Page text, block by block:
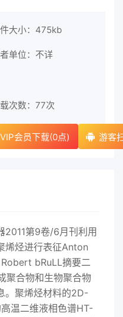
大小：475kb
单位：不详
次数： 77次
VIP会员下载(0点) 游客
2011第9卷/6月刊利用
烯烃进行表征Anton
bRuLL摘要二
聚合物和生物聚合物
。聚烯烃材料的2D-
温二维液相色谱HT-